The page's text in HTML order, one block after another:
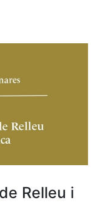
Relleu i